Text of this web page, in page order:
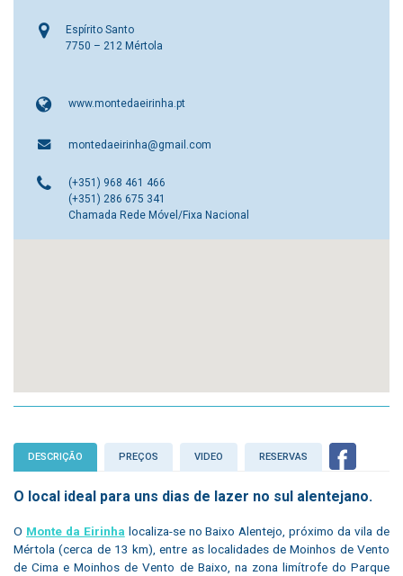
Espírito Santo
7750 – 212 Mértola
www.montedaeirinha.pt
montedaeirinha@gmail.com
(+351) 968 461 466
(+351) 286 675 341
Chamada Rede Móvel/Fixa Nacional
DESCRIÇÃO PREÇOS VIDEO RESERVAS
O local ideal para uns dias de lazer no sul alentejano.
O Monte da Eirinha localiza-se no Baixo Alentejo, próximo da vila de
Mértola (cerca de 13 km), entre as localidades de Moinhos de Vento
de Cima e Moinhos de Vento de Baixo, na zona limítrofe do Parque